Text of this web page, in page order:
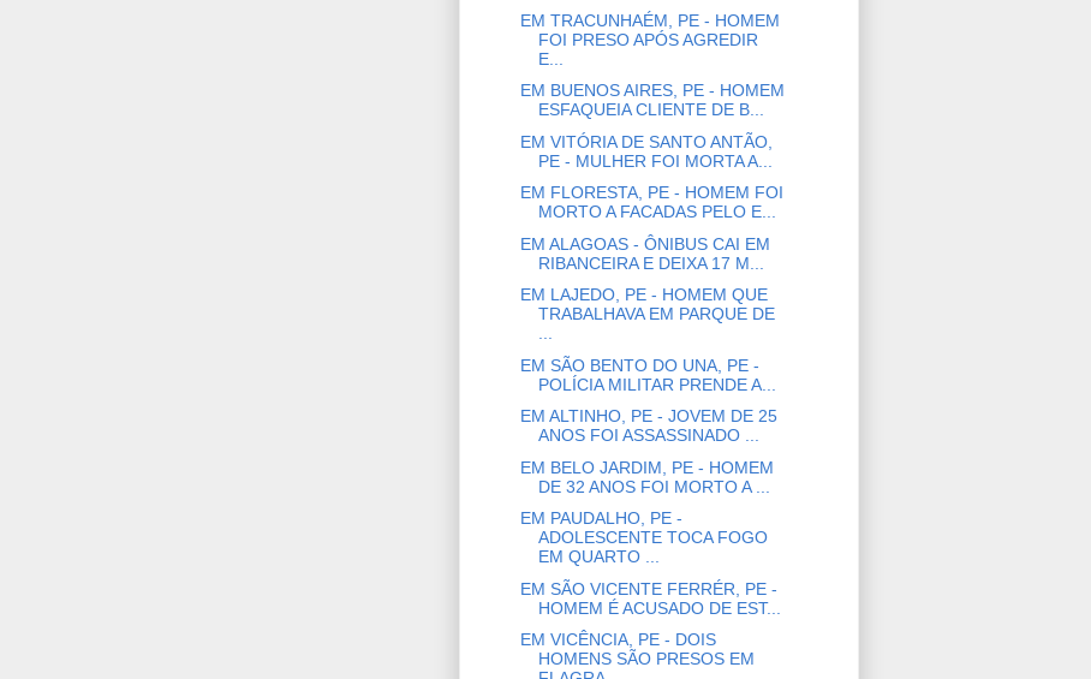
EM TRACUNHAÉM, PE - HOMEM
FOI PRESO APÓS AGREDIR
E...
EM BUENOS AIRES, PE - HOMEM
ESFAQUEIA CLIENTE DE B...
EM VITÓRIA DE SANTO ANTÃO,
PE - MULHER FOI MORTA A...
EM FLORESTA, PE - HOMEM FOI
MORTO A FACADAS PELO E...
EM ALAGOAS - ÔNIBUS CAI EM
RIBANCEIRA E DEIXA 17 M...
EM LAJEDO, PE - HOMEM QUE
TRABALHAVA EM PARQUE DE
...
EM SÃO BENTO DO UNA, PE -
POLÍCIA MILITAR PRENDE A...
EM ALTINHO, PE - JOVEM DE 25
ANOS FOI ASSASSINADO ...
EM BELO JARDIM, PE - HOMEM
DE 32 ANOS FOI MORTO A ...
EM PAUDALHO, PE -
ADOLESCENTE TOCA FOGO
EM QUARTO ...
EM SÃO VICENTE FERRÉR, PE -
HOMEM É ACUSADO DE EST...
EM VICÊNCIA, PE - DOIS
HOMENS SÃO PRESOS EM